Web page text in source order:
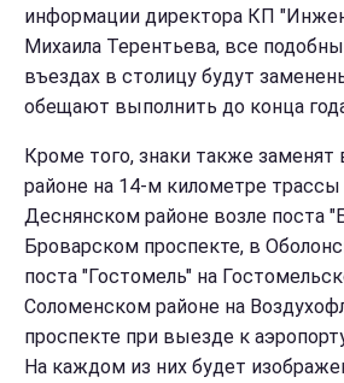
информации директора КП
Михаила Терентьева, все
въездах в столицу будут
обещают выполнить до конца
Кроме того, знаки также
районе на 14-м километре
Деснянском районе возле поста
Броварском проспекте, в
поста "Гостомель" на
Соломенском районе на
проспекте при выезде к
На каждом из них будет